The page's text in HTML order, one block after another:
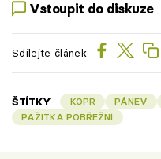
Vstoupit do diskuze
Sdílejte článek
ŠTÍTKY KOPR PÁNEV
PAŽITKA POBŘEŽNÍ